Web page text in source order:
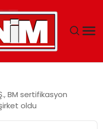
BM sertifikasyon
oldu